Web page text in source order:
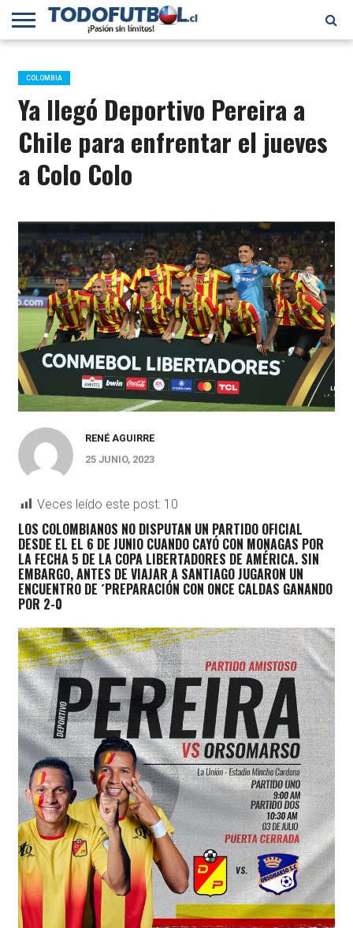
PRIMERA
B
SELECCIÓN
CHILENA
CHILENOS
EN EL
MUNDO
FÚTBOL
INTERNACIONAL
COLOMBIA
Ya llegó Deportivo Pereira a
Chile para enfrentar el jueves
a Colo Colo
RENÉ AGUIRRE
25 JUNIO, 2023
Veces leído este post: 10
LOS COLOMBIANOS NO DISPUTAN UN PARTIDO OFICIAL
DESDE EL EL 6 DE JUNIO CUANDO CAYÓ CON MONAGAS POR
LA FECHA 5 DE LA COPA LIBERTADORES DE AMÉRICA. SIN
EMBARGO, ANTES DE VIAJAR A SANTIAGO JUGARON UN
ENCUENTRO DE ´PREPARACIÓN CON ONCE CALDAS GANANDO
POR 2-0